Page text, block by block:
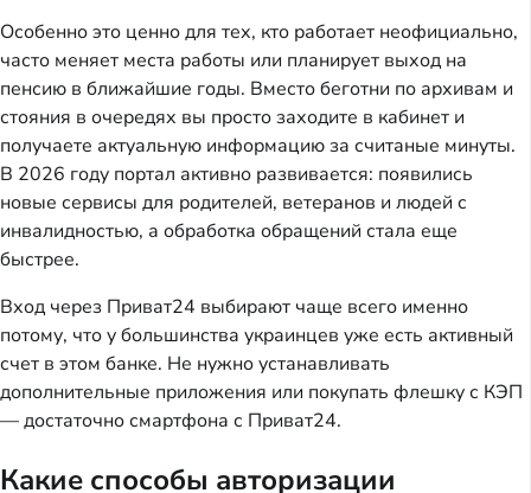
Особенно это ценно для тех, кто работает неофициально,
часто меняет места работы или планирует выход на
пенсию в ближайшие годы. Вместо беготни по архивам и
стояния в очередях вы просто заходите в кабинет и
получаете актуальную информацию за считаные минуты.
В 2026 году портал активно развивается: появились
новые сервисы для родителей, ветеранов и людей с
инвалидностью, а обработка обращений стала еще
быстрее.
Вход через Приват24 выбирают чаще всего именно
потому, что у большинства украинцев уже есть активный
счет в этом банке. Не нужно устанавливать
дополнительные приложения или покупать флешку с КЭП
— достаточно смартфона с Приват24.
Какие способы авторизации